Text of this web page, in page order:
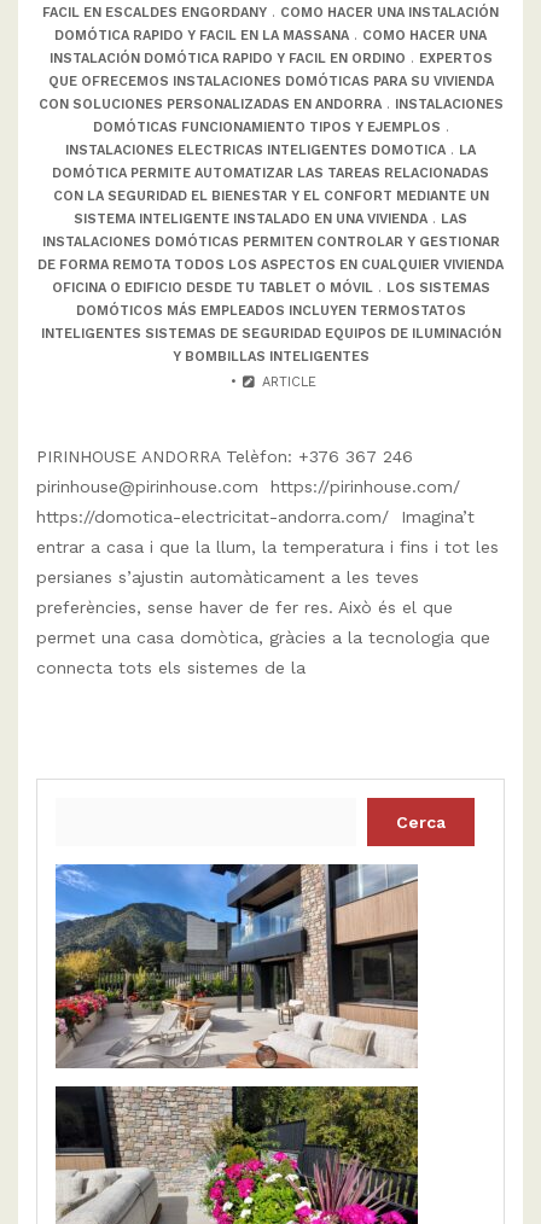
FACIL EN ESCALDES ENGORDANY . COMO HACER UNA INSTALACIÓN
DOMÓTICA RAPIDO Y FACIL EN LA MASSANA . COMO HACER UNA
INSTALACIÓN DOMÓTICA RAPIDO Y FACIL EN ORDINO . EXPERTOS
QUE OFRECEMOS INSTALACIONES DOMÓTICAS PARA SU VIVIENDA
CON SOLUCIONES PERSONALIZADAS EN ANDORRA.
INSTALACIONES
DOMÓTICAS FUNCIONAMIENTO TIPOS Y EJEMPLOS .
INSTALACIONES ELECTRICAS INTELIGENTES DOMOTICA . LA
DOMÓTICA PERMITE AUTOMATIZAR LAS TAREAS RELACIONADAS
CON LA SEGURIDAD EL BIENESTAR Y EL CONFORT MEDIANTE UN
SISTEMA INTELIGENTE INSTALADO EN UNA VIVIENDA . LAS
INSTALACIONES DOMÓTICAS PERMITEN CONTROLAR Y GESTIONAR
DE FORMA REMOTA TODOS LOS ASPECTOS EN CUALQUIER VIVIENDA
OFICINA O EDIFICIO DESDE TU TABLET O MÓVIL. LOS SISTEMAS
DOMÓTICOS MÁS EMPLEADOS INCLUYEN TERMOSTATOS
INTELIGENTES SISTEMAS DE SEGURIDAD EQUIPOS DE ILUMINACIÓN
Y BOMBILLAS INTELIGENTES
ARTICLE
PIRINHOUSE ANDORRA Telèfon: +376 367 246
pirinhouse@pirinhouse.com https://pirinhouse.com/
https://domotica-electricitat-andorra.com/ Imagina’t
entrar a casa i que la llum, la temperatura i fins i tot les
persianes s’ajustin automàticament a les teves
preferències, sense haver de fer res. Això és el que
permet una casa domòtica, gràcies a la tecnologia que
connecta tots els sistemes de la